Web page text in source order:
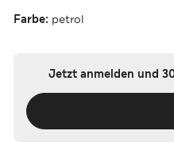
Farbe: petrol
Jetzt anmelden und